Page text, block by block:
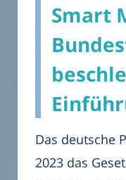
Smart
Das deutsche
2023 das